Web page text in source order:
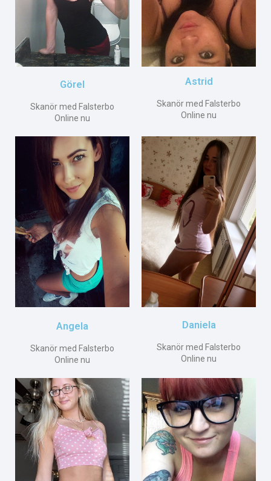
Görel
Skanör med Falsterbo
Online nu
Astrid
Skanör med Falsterbo
Online nu
Angela
Skanör med Falsterbo
Online nu
Daniela
Skanör med Falsterbo
Online nu